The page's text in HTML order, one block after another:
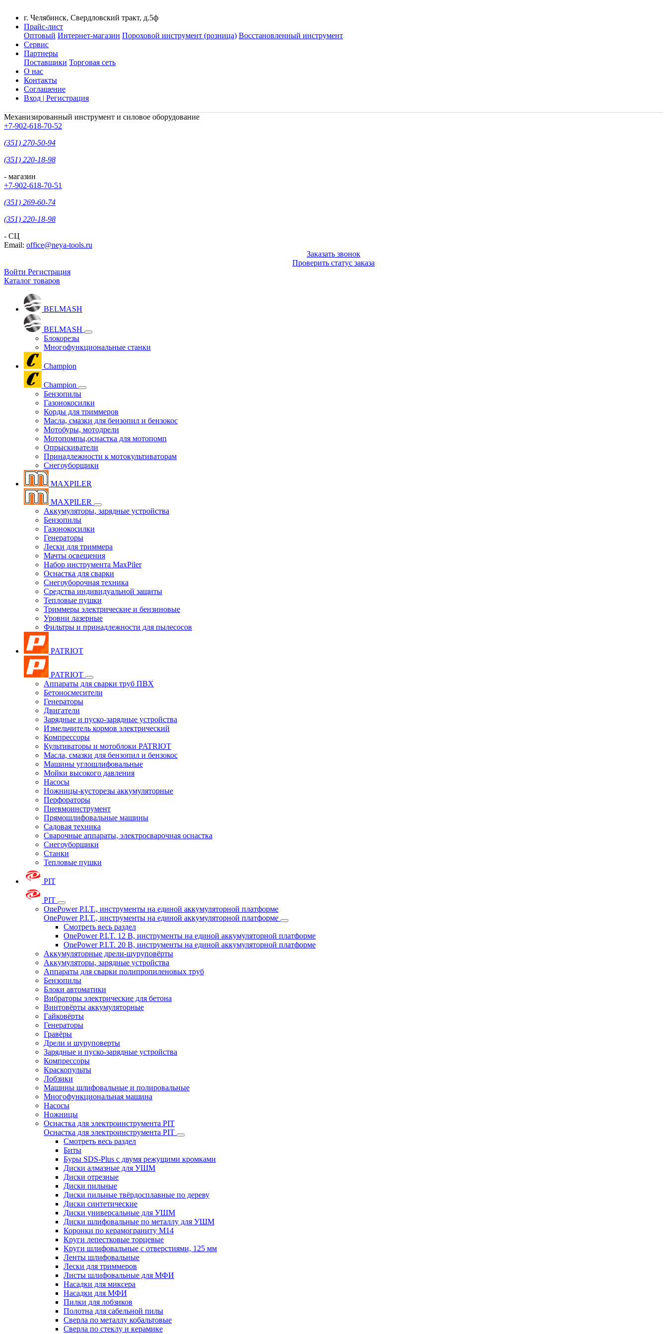
г. Челябинск, Свердловский тракт, д.5ф
Прайс-лист
Оптовый Интернет-магазин Пороховой инструмент (розница) Восстановленный инструмент
Сервис
Партнеры
Поставщики Торговая сеть
О нас
Контакты
Соглашение
Вход | Регистрация
Механизированный инструмент и силовое оборудование
+7-902-618-70-52
(351) 270-50-94
(351) 220-18-98
- магазин
+7-902-618-70-51
(351) 269-60-74
(351) 220-18-98
- СЦ
Email: office@neya-tools.ru
Заказать звонок
Проверить статус заказа
Войти Регистрация
Каталог товаров
BELMASH
BELMASH
Блокорезы
Многофункциональные станки
Champion
Champion
Бензопилы
Газонокосилки
Корды для триммеров
Масла, смазки для бензопил и бензокос
Мотобуры, мотодрели
Мотопомпы,оснастка для мотопомп
Опрыскиватели
Принадлежности к мотокультиваторам
Снегоуборщики
MAXPILER
MAXPILER
Аккумуляторы, зарядные устройства
Бензопилы
Газонокосилки
Генераторы
Лески для триммера
Мачты освещения
Набор инструмента MaxPiler
Оснастка для сварки
Снегоуборочная техника
Средства индивидуальной защиты
Тепловые пушки
Триммеры электрические и бензиновые
Уровни лазерные
Фильтры и принадлежности для пылесосов
PATRIOT
PATRIOT
Аппараты для сварки труб ПВХ
Бетоносмесители
Генераторы
Двигатели
Зарядные и пуско-зарядные устройства
Измельчитель кормов электрический
Компрессоры
Культиваторы и мотоблоки PATRIOT
Масла, смазки для бензопил и бензокос
Машины углошлифовальные
Мойки высокого давления
Насосы
Ножницы-кусторезы аккумуляторные
Перфораторы
Пневмоинструмент
Прямошлифовальные машины
Садовая техника
Сварочные аппараты, электросварочная оснастка
Снегоуборщики
Станки
Тепловые пушки
PIT
PIT
OnePower P.I.T., инструменты на единой аккумуляторной платформе
OnePower P.I.T., инструменты на единой аккумуляторной платформе
Смотреть весь раздел
OnePower P.I.T. 12 В, инструменты на единой аккумуляторной платформе
OnePower P.I.T. 20 В, инструменты на единой аккумуляторной платформе
Аккумуляторные дрели-шуруповёрты
Аккумуляторы, зарядные устройства
Аппараты для сварки полипропиленовых труб
Бензопилы
Блоки автоматики
Вибраторы электрические для бетона
Винтовёрты аккумуляторные
Гайковёрты
Генераторы
Гравёры
Дрели и шуруповерты
Зарядные и пуско-зарядные устройства
Компрессоры
Краскопульты
Лобзики
Машины шлифовальные и полировальные
Многофункциональная машина
Насосы
Ножницы
Оснастка для электроинструмента PIT
Оснастка для электроинструмента PIT
Смотреть весь раздел
Биты
Буры SDS-Plus c двумя режущими кромками
Диски алмазные для УШМ
Диски отрезные
Диски пильные
Диски пильные твёрдосплавные по дереву
Диски синтетические
Диски универсальные для УШМ
Диски шлифовальные по металлу для УШМ
Коронки по керамограниту M14
Круги лепестковые торцевые
Круги шлифовальные с отверстиями, 125 мм
Ленты шлифовальные
Лески для триммеров
Листы шлифовальные для МФИ
Насадки для миксера
Насадки для МФИ
Пилки для лобзиков
Полотна для сабельной пилы
Сверла по металлу кобальтовые
Сверла по стеклу и керамике